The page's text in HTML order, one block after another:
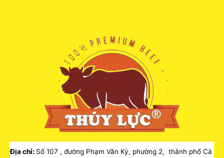
Địa chỉ: Số 107 , đường Phạm Văn Ký, phường 2, thành phố Cà